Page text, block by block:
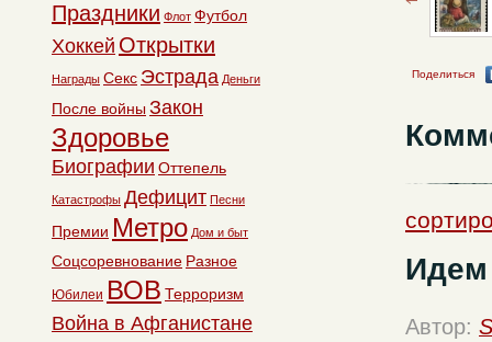
Поделиться
Идем
Автор:
Праздники Флот Футбол
Хоккей Открытки
Награды Секс Эстрада Деньги
После войны Закон
Здоровье
Биографии Оттепель
Катастрофы Дефицит Песни
Премии Метро Дом и быт
Соцсоревнование Разное
Юбилеи ВОВ Терроризм
Война в Афганистане